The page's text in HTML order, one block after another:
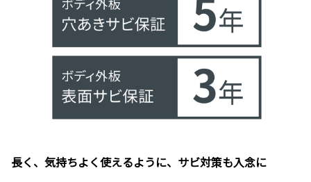
長く、気持ちよく使えるように、サビ対策も入念に